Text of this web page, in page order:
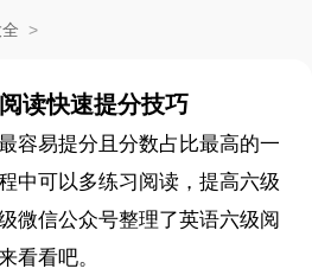
>
读快速提分技巧
容易提分且分数占比最高的一
中可以多练习阅读，提高六级
微信公众号整理了英语六级阅
看看吧。